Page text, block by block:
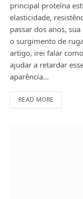
principal proteína
elasticidade,
passar dos anos,
o surgimento de
artigo, irei falar
ajudar a retardar
aparência…
READ MORE